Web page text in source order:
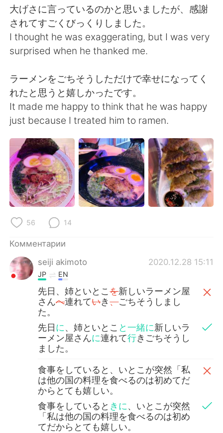
大げさに言っているのかと思いましたが、感謝
されてすごくびっくりしました。
I thought he was exaggerating, but I was very
surprised when he thanked me.
ラーメンをごちそうしただけで幸せになってく
れたと思うと嬉しかったです。
It made me happy to think that he was happy
just because I treated him to ramen.
56 14
Комментарии
seiji akimoto
2020.12.28 15:11
JP EN
先日、姉といとこを新しいラーメン屋
さんへ連れていき、ごちそうしまし
た。
先日に、姉といとこ と一緒に新しいラ
ーメン屋さんに連れて行きごちそうし
ました。
食事をしていると、いとこが突然「私
は他の国の料理を食べるのは初めてだ
からとても嬉しい。
食事をしていると きに、いとこが突然
「私は他の国の料理を食べるのは初め
てだからとても嬉しい。